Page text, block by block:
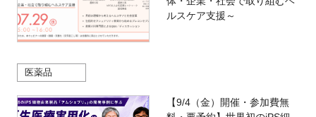
ルスケア支援～
医薬品
【9/4（金）開催・参加費無